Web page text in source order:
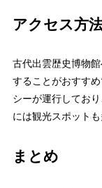
アクセス方
古代出雲歴史博物
することがおすす
シーが運行してお
には観光スポット
まとめ